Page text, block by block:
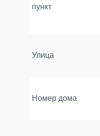
пункт
Улица
Номер дома